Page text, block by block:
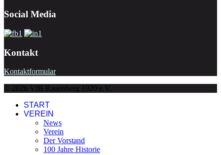
Social Media
Kontakt
Kontaktformular
© 2026 VfB Rauenberg 1920 e.V.
START
VEREIN
News
Verein
Der Vorstand
100 Jahre Historie